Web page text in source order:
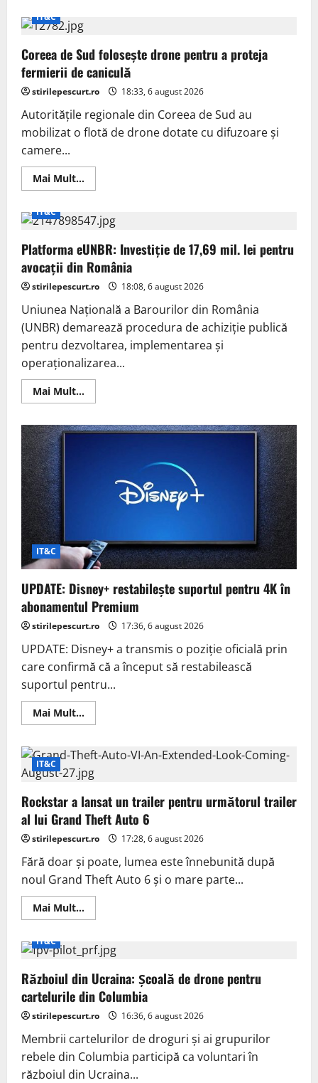
ce
a
urmat
sfatul
ChatGPT
sarea
IT&C
Coreea de Sud folosește drone pentru a proteja
fermierii de caniculă
stirilepescurt.ro 18:33, 6 august 2026
Autoritățile regionale din Coreea de Sud au
mobilizat o flotă de drone dotate cu difuzoare și
camere...
Mai Mult...
more
de
Sud
drone
pentru
a
proteja
fermierii
caniculă
IT&C
Platforma eUNBR: Investiție de 17,69 mil. lei pentru
avocații din România
stirilepescurt.ro 18:08, 6 august 2026
Uniunea Națională a Barourilor din România
(UNBR) demarează procedura de achiziție publică
pentru dezvoltarea, implementarea și
operaționalizarea...
Mai Mult...
more
eUNBR:
avocații
IT&C
UPDATE: Disney+ restabilește suportul pentru 4K în
abonamentul Premium
stirilepescurt.ro 17:36, 6 august 2026
UPDATE: Disney+ a transmis o poziție oficială prin
care confirmă că a început să restabilească
suportul pentru...
Mai Mult...Read
more
Disney+
restabilește
suportul
pentru
în
abonamentul
Premium
IT&C
Rockstar a lansat un trailer pentru următorul trailer
al lui Grand Theft Auto 6
stirilepescurt.ro 17:28, 6 august 2026
Fără doar și poate, lumea este înnebunită după
noul Grand Theft Auto 6 și o mare parte...
Mai Mult...Read
more
a
lansat
trailer
pentru
următorul
trailer
al
Grand
Theft
Auto
IT&C
Războiul din Ucraina: Școală de drone pentru
cartelurile din Columbia
stirilepescurt.ro 16:36, 6 august 2026
Membrii cartelurilor de droguri și ai grupurilor
rebele din Columbia participă ca voluntari în
războiul din Ucraina...